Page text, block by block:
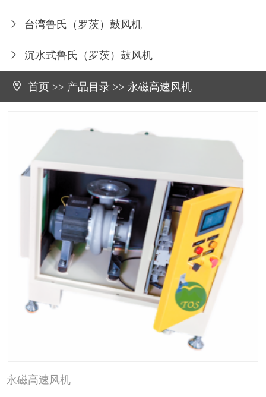
 台湾鲁氏（罗茨）鼓风机
 沉水式鲁氏（罗茨）鼓风机
 首页 >> 产品目录 >> 永磁高速风机
永磁高速风机